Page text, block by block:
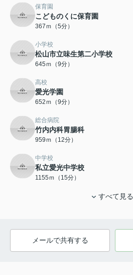
保育園
こどものくに保育園
367ｍ（5分）
小学校
松山市立味生第二小学校
645ｍ（9分）
高校
愛光学園
652ｍ（9分）
総合病院
竹内内科胃腸科
959ｍ（12分）
中学校
私立愛光中学校
1155ｍ（15分）
すべて見る
メールで共有する